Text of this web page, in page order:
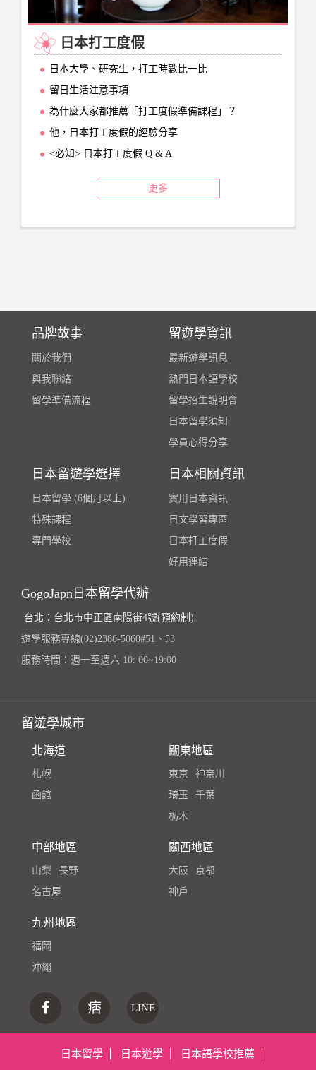
日本打工度假
日本大學、研究生，打工時數比一比
留日生活注意事項
為什麼大家都推薦「打工度假準備課程」？
他，日本打工度假的經驗分享
<必知> 日本打工度假 Q & A
更多
品牌故事
關於我們
與我聯絡
留學準備流程
留遊學資訊
最新遊學訊息
熱門日本語學校
留學招生說明會
日本留學須知
學員心得分享
日本留遊學選擇
日本留學 (6個月以上)
特殊課程
專門學校
日本相關資訊
實用日本資訊
日文學習專區
日本打工度假
好用連結
GogoJapn日本留學代辦
台北：台北市中正區南陽街4號(預約制)
遊學服務專線(02)2388-5060#51、53
服務時間：週一至週六 10: 00~19:00
留遊學城市
北海道
札幌
函館
關東地區
東京
神奈川
琦玉
千葉
栃木
中部地區
山梨
長野
名古屋
關西地區
大阪
京都
神戶
九州地區
福岡
沖繩
痞 LINE
日本留學 日本遊學 日本語學校推薦